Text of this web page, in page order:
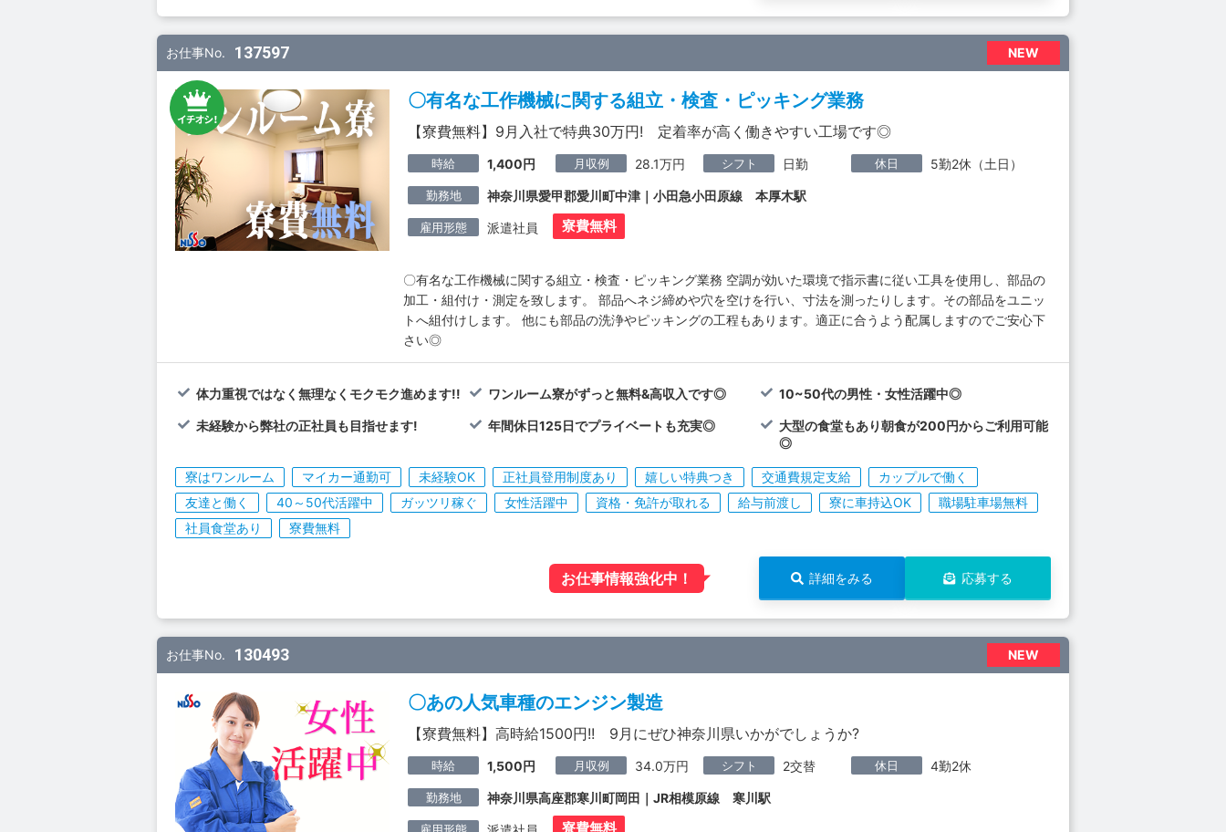
NEW
お仕事No. 137597
〇有名な工作機械に関する組立・検査・ピッキング業務
【寮費無料】9月入社で特典30万円! 定着率が高く働きやすい工場です◎
時給 1,400円 月収例 28.1万円 シフト 日勤 休日 5勤2休（土日）
勤務地 神奈川県愛甲郡愛川町中津｜小田急小田原線 本厚木駅
雇用形態 派遣社員 寮費無料
〇有名な工作機械に関する組立・検査・ピッキング業務 空調が効いた環境で指示書に従い工具を使用し、部品の
加工・組付け・測定を致します。 部品へネジ締めや穴を空けを行い、寸法を測ったりします。その部品をユニッ
トへ組付けします。 他にも部品の洗浄やピッキングの工程もあります。適正に合うよう配属しますのでご安心下
さい◎
体力重視ではなく無理なくモクモク進めます!! ワンルーム寮がずっと無料&高収入です◎ 10~50代の男性・女性活躍中◎
未経験から弊社の正社員も目指せます! 年間休日125日でプライベートも充実◎
大型の食堂もあり朝食が200円からご利用可能
◎
寮はワンルーム マイカー通勤可 未経験OK 正社員登用制度あり 嬉しい特典つき 交通費規定支給
カップルで働く
友達と働く
40～50代活躍中 ガッツリ稼ぐ 女性活躍中 資格・免許が取れる 給与前渡し 寮に車持込OK
職場駐車場無料
社員食堂あり
寮費無料
お仕事情報強化中！ 詳細をみる 応募する
NEW
お仕事No. 130493
〇あの人気車種のエンジン製造
【寮費無料】高時給1500円!! 9月にぜひ神奈川県いかがでしょうか?
時給 1,500円 月収例 34.0万円 シフト 2交替 休日 4勤2休
勤務地 神奈川県高座郡寒川町岡田｜JR相模原線 寒川駅
雇用形態 寮費無料